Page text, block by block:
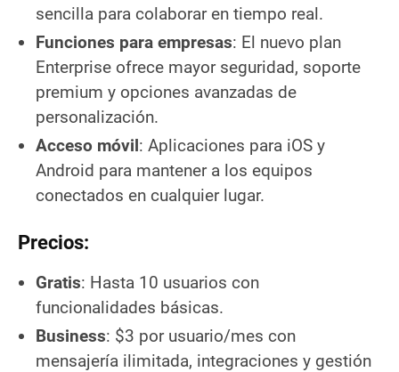
sencilla para colaborar en tiempo real.
Funciones para empresas: El nuevo plan
Enterprise ofrece mayor seguridad, soporte
premium y opciones avanzadas de
personalización.
Acceso móvil: Aplicaciones para iOS y
Android para mantener a los equipos
conectados en cualquier lugar.
Precios:
Gratis: Hasta 10 usuarios con
funcionalidades básicas.
Business: $3 por usuario/mes con
mensajería ilimitada, integraciones y gestión